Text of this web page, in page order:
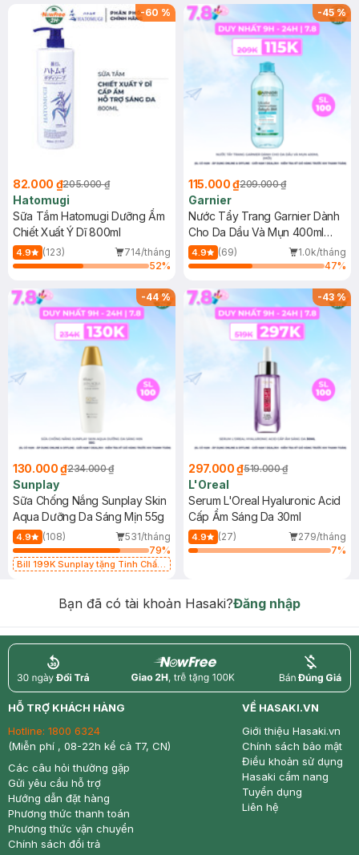
(SL có hạn)
-60 %
82.000 ₫205.000 ₫
Hatomugi
Sữa Tắm Hatomugi Dưỡng Ẩm
Chiết Xuất Ý Dĩ 800ml
4.9 (123)
714/tháng
52%
-45%
115.000 ₫209.000 ₫
Garnier
Nước Tẩy Trang Garnier Dành
Cho Da Dầu Và Mụn 400ml
(Mới)
4.9 (69)
1.0k/tháng
47%
-44%
130.000 ₫234.000 ₫
Sunplay
Sữa Chống Nắng Sunplay Skin
Aqua Dưỡng Da Sáng Mịn 55g
4.9 (108)
531/tháng
79%
Bill 199K Sunplay tặng Tinh Chất
-43%
297.000 ₫519.000 ₫
L'Oreal
Serum L'Oreal Hyaluronic Acid
Cấp Ẩm Sáng Da 30ml
4.9 (27)
279/tháng
7%
Bạn đã có tài khoản Hasaki?Đăng nhập
return nowfree price
HỖ TRỢ KHÁCH HÀNG
Hotline: 1800 6324
(Miễn phí , 08-22h kể cả T7, CN)
Các câu hỏi thường gặp
Gửi yêu cầu hỗ trợ
Hướng dẫn đặt hàng
Phương thức thanh toán
Phương thức vận chuyển
Chính sách đổi trả
VỀ HASAKI.VN
Giới thiệu Hasaki.vn
Chính sách bảo mật
Điều khoản sử dụng
Hasaki cẩm nang
Tuyển dụng
Liên hệ